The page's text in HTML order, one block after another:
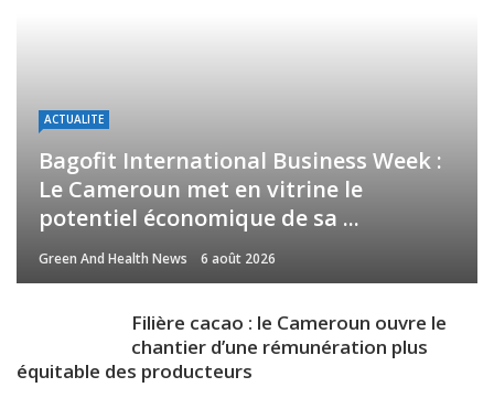
ACTUALITE
Bagofit International Business Week :
Le Cameroun met en vitrine le
potentiel économique de sa ...
Green And Health News 6 août 2026
Filière cacao : le Cameroun ouvre le
chantier d’une rémunération plus
équitable des producteurs